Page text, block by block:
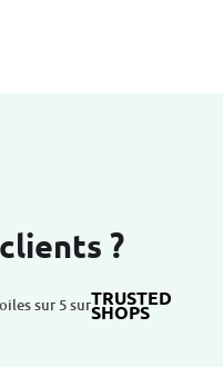
?
sur 5 surTRUSTED
SHOPS